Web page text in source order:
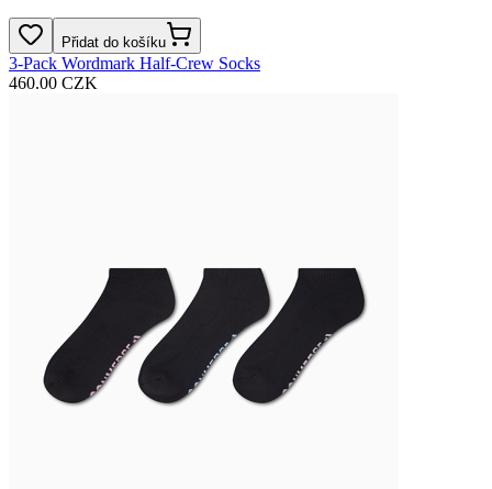
Přidat do košíku
3‑Pack Wordmark Half‑Crew Socks
460.00 CZK